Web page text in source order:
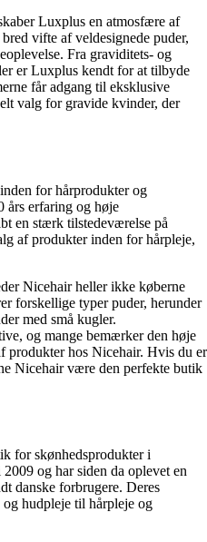
Luxplus en atmosfære af
vifte af veldesignede puder,
Fra graviditets- og
er Luxplus kendt for at tilbyde
får adgang til eksklusive
valg for gravide kvinder, der
for hårprodukter og
års erfaring og høje
en stærk tilstedeværelse på
af produkter inden for hårpleje,
Nicehair heller ikke køberne
forskellige typer puder, herunder
med små kugler.
og mange bemærker den høje
produkter hos Nicehair. Hvis du er
Nicehair være den perfekte butik
for skønhedsprodukter i
og har siden da oplevet en
danske forbrugere. Deres
hudpleje til hårpleje og